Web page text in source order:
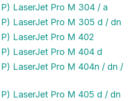
LaserJet Pro M 304 / a
LaserJet Pro M 305 d / dn
LaserJet Pro M 402
LaserJet Pro M 404 d
LaserJet Pro M 404n / dn /
LaserJet Pro M 405 d / dn